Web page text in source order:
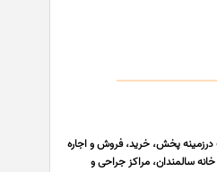
تهران فعالیت خود را از دهه 60 در منطقه قلهک درزمینه پخش، خرید، فروش و اجاره
سالمندان، مراکز جراحی و